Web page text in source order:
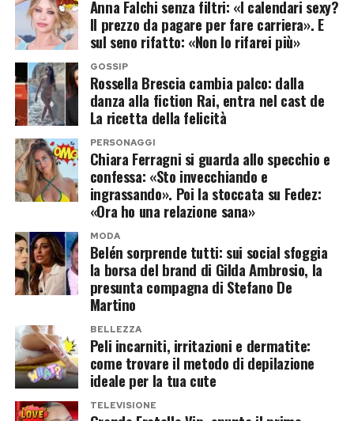
compagno José Hernandez e i figli Leone e
Vittoria. La relazione viene descritta come
stabile e serena, lontana almeno in apparenza
dal circo mediatico che aveva accompagnato
ogni fase del matrimonio con Fedez.
L’influencer ammette anche di aver
attraversato periodi complessi nel rapporto con
il cibo. «Non ho mai avuto disturbi alimentari,
ma ci sono stati periodi in cui ero ossessionata
dal cibo e dal mangiare soltanto sano. In quei
momenti ero molto triste e stavo attraversando
situazioni difficili».
Parole che mostrano una fragilità diversa da
quella solitamente esibita sui social e che si
inseriscono nel tentativo di costruire una nuova
immagine: meno irraggiungibile, meno perfetta,
più adulta e forse anche più autentica.
dall’Argentina al successo in Italia.
Per molti follower il video rappresenta
semplicemente l’ennesima conferma di una
presenza scenica che, a distanza di anni
dall’esordio in televisione, continua a lasciare il
segno.
Gli hater non perdonano: «Ma una
foto normale?»
Come spesso accade quando si parla di Belén, ai
messaggi di apprezzamento si affiancano anche
numerose critiche.
Diversi utenti contestano la scelta
dell’inquadratura e accusano la showgirl di
cercare volutamente l’attenzione. «Ma una foto
Anna Falchi senza filtri: «I calendari sexy?
Il prezzo da pagare per fare carriera». E
sul seno rifatto: «Non lo rifarei più»
GOSSIP
Rossella Brescia cambia palco: dalla
danza alla fiction Rai, entra nel cast de
La ricetta della felicità
PERSONAGGI
Chiara Ferragni si guarda allo specchio e
confessa: «Sto invecchiando e
ingrassando». Poi la stoccata su Fedez:
«Ora ho una relazione sana»
MODA
Belén sorprende tutti: sui social sfoggia
la borsa del brand di Gilda Ambrosio, la
presunta compagna di Stefano De
Martino
BELLEZZA
Peli incarniti, irritazioni e dermatite:
come trovare il metodo di depilazione
ideale per la tua cute
TELEVISIONE